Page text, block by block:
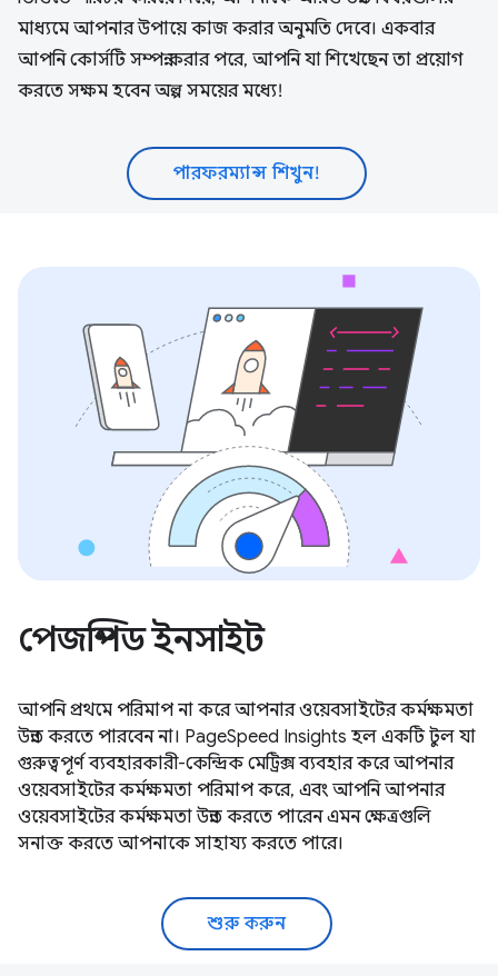
মাধ্যমে আপনার উপায়ে কাজ করার অনুমতি দেবে। একবার
আপনি কোর্সটি সম্পন্ন করার পরে, আপনি যা শিখেছেন তা প্রয়োগ
করতে সক্ষম হবেন অল্প সময়ের মধ্যে!
পারফরম্যান্স শিখুন!
পেজস্পিড ইনসাইট
আপনি প্রথমে পরিমাপ না করে আপনার ওয়েবসাইটের কর্মক্ষমতা
উন্নত করতে পারবেন না। PageSpeed ​​Insights হল একটি টুল যা
গুরুত্বপূর্ণ ব্যবহারকারী-কেন্দ্রিক মেট্রিক্স ব্যবহার করে আপনার
ওয়েবসাইটের কর্মক্ষমতা পরিমাপ করে, এবং আপনি আপনার
ওয়েবসাইটের কর্মক্ষমতা উন্নত করতে পারেন এমন ক্ষেত্রগুলি
সনাক্ত করতে আপনাকে সাহায্য করতে পারে।
শুরু করুন